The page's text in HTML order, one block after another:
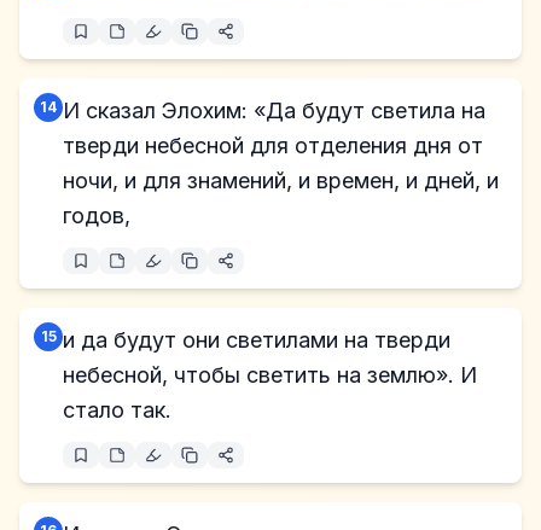
14 И сказал Элохим: «Да будут светила на
тверди небесной для отделения дня от
ночи, и для знамений, и времен, и дней, и
годов,
15 и да будут они светилами на тверди
небесной, чтобы светить на землю». И
стало так.